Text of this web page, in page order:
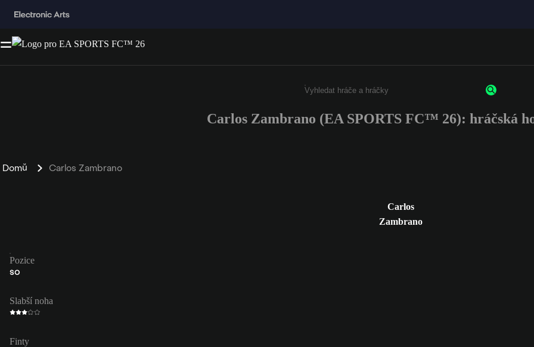
Enter a minimum of 3 characters or numbers
Carlos Zambrano (EA SPORTS FC™ 26): hráčská
Domů Carlos Zambrano
Carlos
Zambrano
Pozice
SO
Slabší noha
Finty